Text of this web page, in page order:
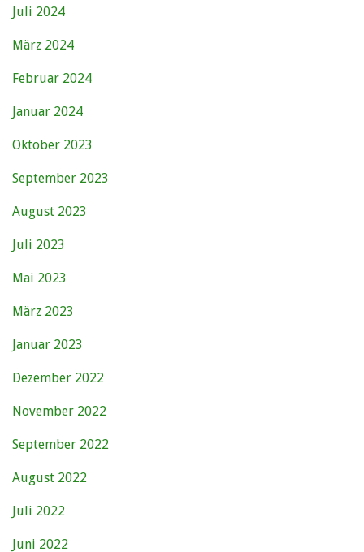
Juli 2024
März 2024
Februar 2024
Januar 2024
Oktober 2023
September 2023
August 2023
Juli 2023
Mai 2023
März 2023
Januar 2023
Dezember 2022
November 2022
September 2022
August 2022
Juli 2022
Juni 2022